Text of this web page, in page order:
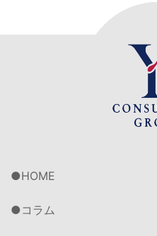
HOME
コラム